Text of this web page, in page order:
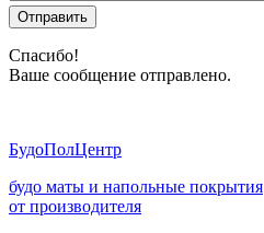
Отправить
Спасибо!
Ваше сообщение отправлено.
БудоПолЦентр
будо маты и напольные покрытия
от производителя